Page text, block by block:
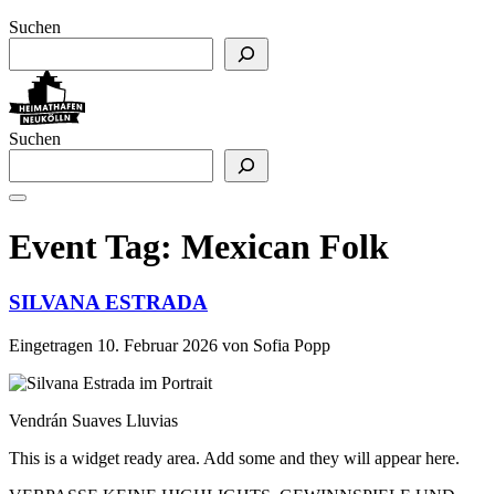
Suchen
Suchen
Event Tag: Mexican Folk
SILVANA ESTRADA
Eingetragen 10. Februar 2026 von Sofia Popp
Vendrán Suaves Lluvias
This is a widget ready area. Add some and they will appear here.